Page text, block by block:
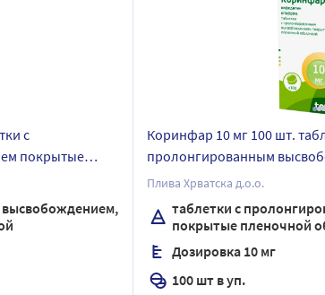
с
покрытые
Коринфар 10 мг 100 шт.
пролонгированным
пленочной оболочкой
Плива Хрватска д.о.о.
таблетки с
покрытые пленочной
Дозировка 10 мг
100 шт в уп.